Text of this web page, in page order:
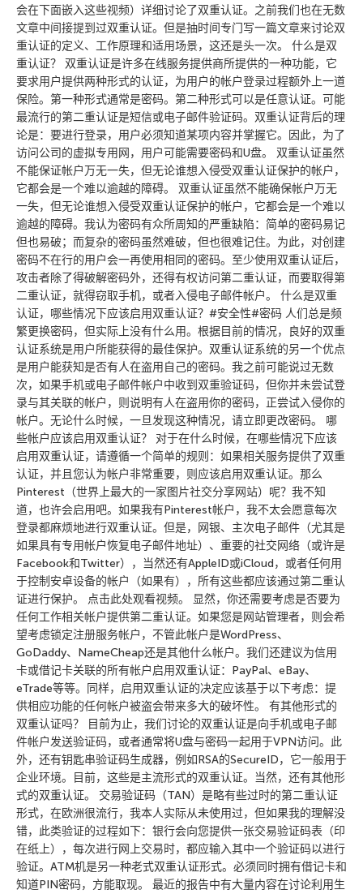
会在下面嵌入这些视频）详细讨论了双重认证。之前我们也在无数
文章中间接提到过双重认证。但是抽时间专门写一篇文章来讨论双
重认证的定义、工作原理和适用场景，这还是头一次。 什么是双
重认证？ 双重认证是许多在线服务提供商所提供的一种功能，它
要求用户提供两种形式的认证，为用户的帐户登录过程额外上一道
保险。第一种形式通常是密码。第二种形式可以是任意认证。可能
最流行的第二重认证是短信或电子邮件验证码。双重认证背后的理
论是：要进行登录，用户必须知道某项内容并掌握它。因此，为了
访问公司的虚拟专用网，用户可能需要密码和U盘。 双重认证虽然
不能保证帐户万无一失，但无论谁想入侵受双重认证保护的帐户，
它都会是一个难以逾越的障碍。 双重认证虽然不能确保帐户万无
一失，但无论谁想入侵受双重认证保护的帐户，它都会是一个难以
逾越的障碍。我认为密码有众所周知的严重缺陷：简单的密码易记
但也易破；而复杂的密码虽然难破，但也很难记住。为此，对创建
密码不在行的用户会一再使用相同的密码。至少使用双重认证后，
攻击者除了得破解密码外，还得有权访问第二重认证，而要取得第
二重认证，就得窃取手机，或者入侵电子邮件帐户。 什么是双重
认证，哪些情况下应该启用双重认证？#安全性#密码 人们总是频
繁更换密码，但实际上没有什么用。根据目前的情况，良好的双重
认证系统是用户所能获得的最佳保护。双重认证系统的另一个优点
是用户能获知是否有人在盗用自己的密码。我之前可能说过无数
次，如果手机或电子邮件帐户中收到双重验证码，但你并未尝试登
录与其关联的帐户，则说明有人在盗用你的密码，正尝试入侵你的
帐户。无论什么时候，一旦发现这种情况，请立即更改密码。 哪
些帐户应该启用双重认证？ 对于在什么时候，在哪些情况下应该
启用双重认证，请遵循一个简单的规则：如果相关服务提供了双重
认证，并且您认为帐户非常重要，则应该启用双重认证。那么
Pinterest（世界上最大的一家图片社交分享网站）呢？我不知
道，也许会启用吧。如果我有Pinterest帐户，我不太会愿意每次
登录都麻烦地进行双重认证。但是，网银、主次电子邮件（尤其是
如果具有专用帐户恢复电子邮件地址）、重要的社交网络（或许是
Facebook和Twitter），当然还有AppleID或iCloud，或者任何用
于控制安卓设备的帐户（如果有），所有这些都应该通过第二重认
证进行保护。 点击此处观看视频。 显然，你还需要考虑是否要为
任何工作相关帐户提供第二重认证。如果您是网站管理者，则会希
望考虑锁定注册服务帐户，不管此帐户是WordPress、
GoDaddy、NameCheap还是其他什么帐户。我们还建议为信用
卡或借记卡关联的所有帐户启用双重认证：PayPal、eBay、
eTrade等等。同样，启用双重认证的决定应该基于以下考虑：提
供相应功能的任何帐户被盗会带来多大的破坏性。 有其他形式的
双重认证吗？ 目前为止，我们讨论的双重认证是向手机或电子邮
件帐户发送验证码，或者通常将U盘与密码一起用于VPN访问。此
外，还有钥匙串验证码生成器，例如RSA的SecureID，它一般用于
企业环境。目前，这些是主流形式的双重认证。当然，还有其他形
式的双重认证。 交易验证码（TAN）是略有些过时的第二重认证
形式，在欧洲很流行，我本人实际从未使用过，但如果我的理解没
错，此类验证的过程如下：银行会向您提供一张交易验证码表（印
在纸上），每次进行网上交易时，都应输入其中一个验证码以进行
验证。ATM机是另一种老式双重认证形式。必须同时拥有借记卡和
知道PIN密码，方能取现。 最近的报告中有大量内容在讨论利用生